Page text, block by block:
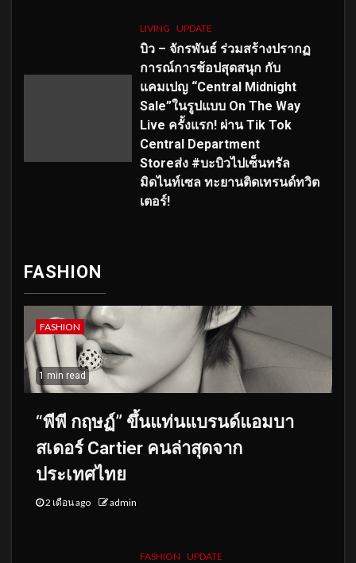
LIVING UPDATE
บิว – จักรพันธ์ ร่วมสร้างปรากฏ
การณ์การช้อปสุดสนุก กับ
แคมเปญ “Central Midnight
Sale”ในรูปแบบ On The Way
Live ครั้งแรก! ผ่าน Tik Tok
Central Department
Storeส่ง #บะบิวไปเซ็นทรัล
มิดไนท์เซล ทะยานติดเทรนด์ทวิต
เตอร์!
FASHION
FASHION
1 min read
“พีพี กฤษฏ์” ขึ้นแท่นแบรนด์แอมบา
สเดอร์ Cartier คนล่าสุดจาก
ประเทศไทย
2 เดือน ago admin
FASHION UPDATE